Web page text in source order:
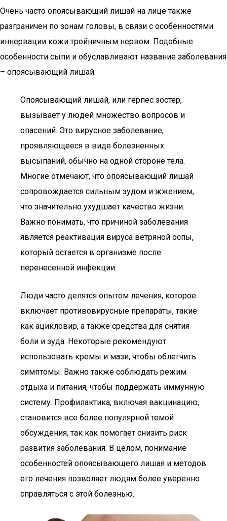
Очень часто опоясывающий лишай на лице также
разграничен по зонам головы, в связи с особенностями
иннервации кожи тройничным нервом. Подобные
особенности сыпи и обуславливают название заболевания
– опоясывающий лишай.
Опоясывающий лишай, или герпес зостер,
вызывает у людей множество вопросов и
опасений. Это вирусное заболевание,
проявляющееся в виде болезненных
высыпаний, обычно на одной стороне тела.
Многие отмечают, что опоясывающий лишай
сопровождается сильным зудом и жжением,
что значительно ухудшает качество жизни.
Важно понимать, что причиной заболевания
является реактивация вируса ветряной оспы,
который остается в организме после
перенесенной инфекции.
Люди часто делятся опытом лечения, которое
включает противовирусные препараты, такие
как ацикловир, а также средства для снятия
боли и зуда. Некоторые рекомендуют
использовать кремы и мази, чтобы облегчить
симптомы. Важно также соблюдать режим
отдыха и питания, чтобы поддержать иммунную
систему. Профилактика, включая вакцинацию,
становится все более популярной темой
обсуждения, так как помогает снизить риск
развития заболевания. В целом, понимание
особенностей опоясывающего лишая и методов
его лечения позволяет людям более уверенно
справляться с этой болезнью.